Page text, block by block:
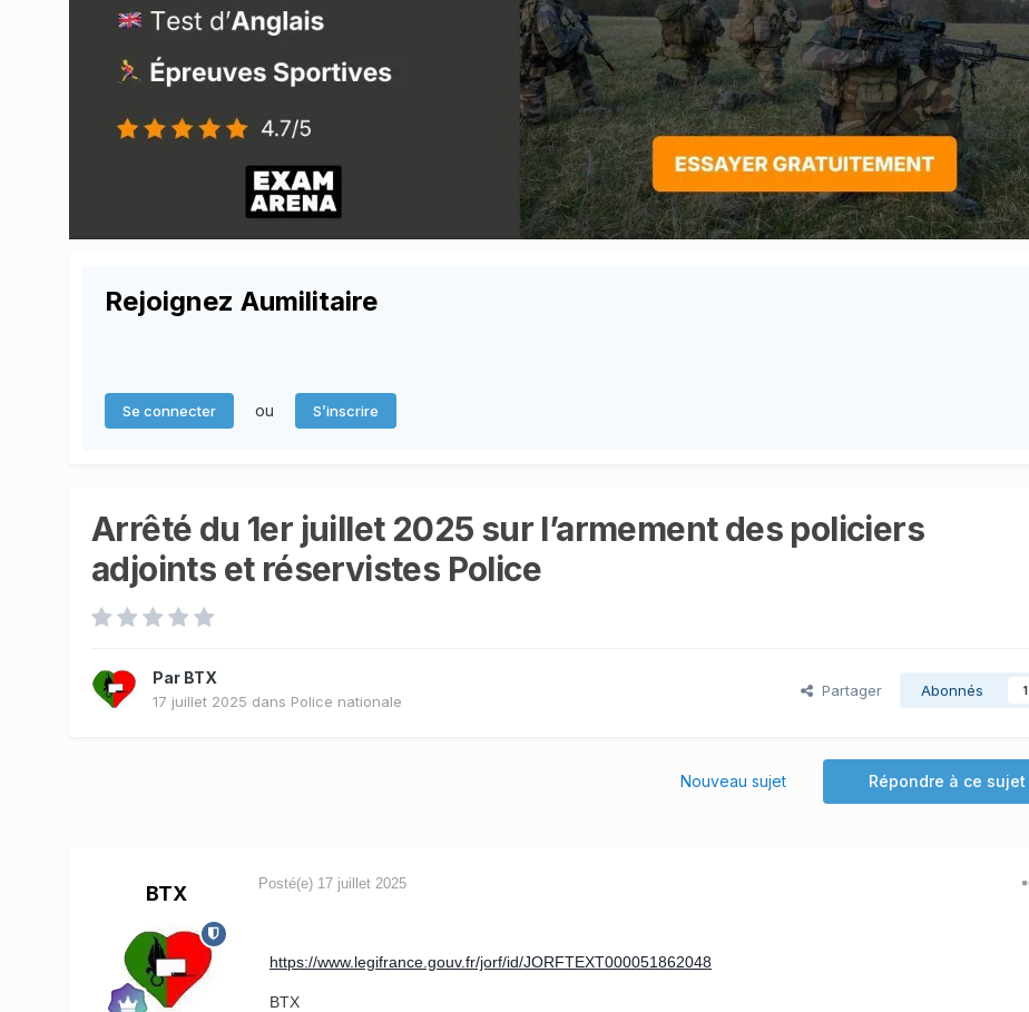
Rejoignez Aumilitaire
Se connecter ou S’inscrire
Arrêté du 1er juillet 2025 sur l’armement des policiers
adjoints et réservistes Police
Par BTX
17 juillet 2025 dans Police nationale
Partager Abonnés 1
Répondre à ce sujet
Nouveau sujet
BTX Posté(e) 17 juillet 2025
https://www.legifrance.gouv.fr/jorf/id/JORFTEXT000051862048
BTX